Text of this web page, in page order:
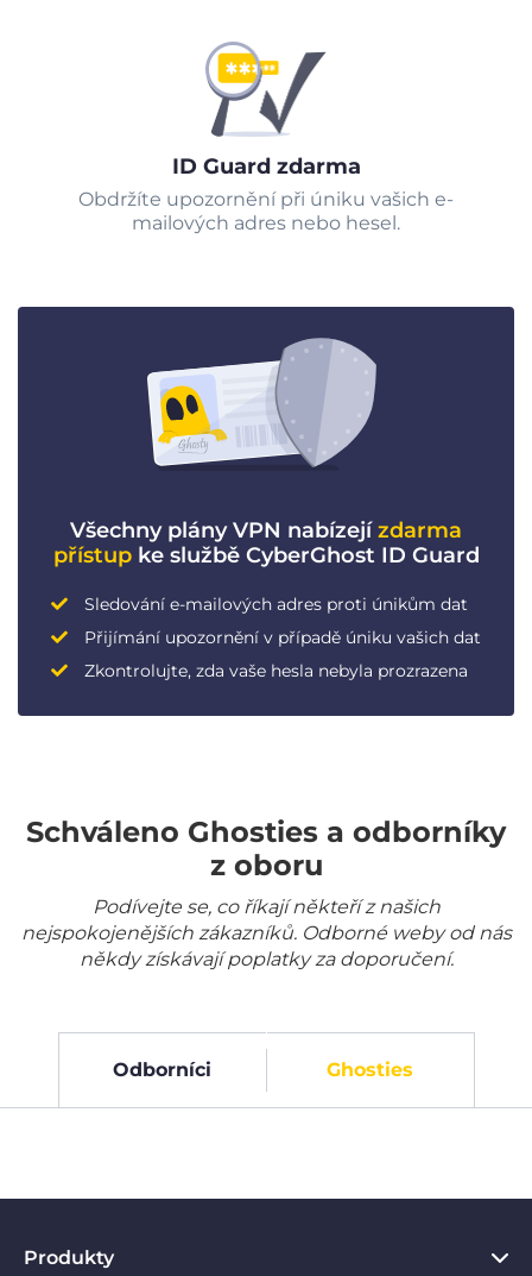
ID Guard zdarma
Obdržíte upozornění při úniku vašich e-
mailových adres nebo hesel.
Všechny plány VPN nabízejízdarma
přístupke službě CyberGhost ID Guard
Sledování e-mailových adres proti únikům dat
Přijímání upozornění v případě úniku vašich dat
Zkontrolujte, zda vaše hesla nebyla prozrazena
Schváleno Ghosties a odborníky
z oboru
Podívejte se, co říkají někteří z našich
nejspokojenějších zákazníků. Odborné weby od nás
někdy získávají poplatky za doporučení.
Odborníci Ghosties
Produkty